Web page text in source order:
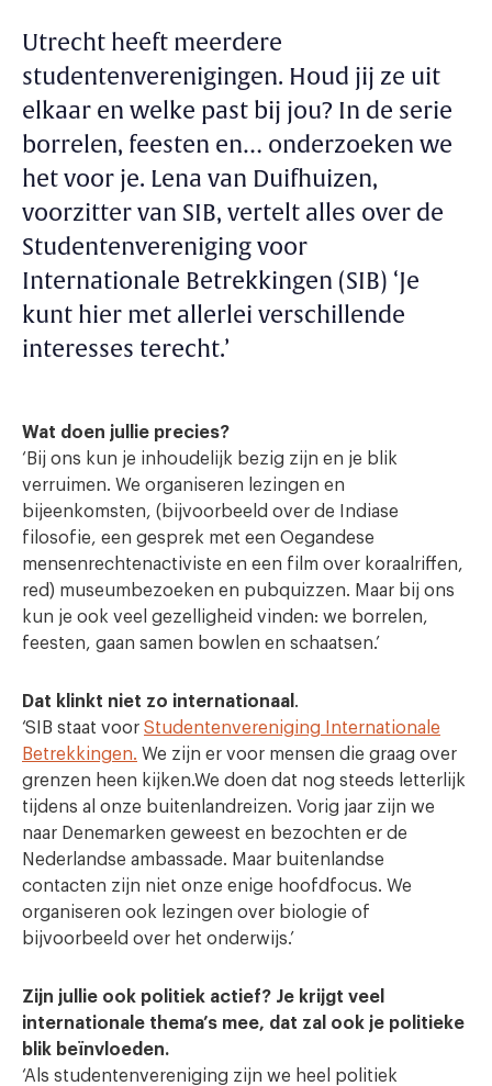
Utrecht heeft meerdere
studentenverenigingen. Houd jij ze uit
elkaar en welke past bij jou? In de serie
borrelen, feesten en… onderzoeken we
het voor je. Lena van Duifhuizen,
voorzitter van SIB, vertelt alles over de
Studentenvereniging voor
Internationale Betrekkingen (SIB) ‘Je
kunt hier met allerlei verschillende
interesses terecht.’
Wat doen jullie precies?
‘Bij ons kun je inhoudelijk bezig zijn en je blik
verruimen. We organiseren lezingen en
bijeenkomsten, (bijvoorbeeld over de Indiase
filosofie, een gesprek met een Oegandese
mensenrechtenactiviste en een film over koraalriffen,
red) museumbezoeken en pubquizzen. Maar bij ons
kun je ook veel gezelligheid vinden: we borrelen,
feesten, gaan samen bowlen en schaatsen.’
Dat klinkt niet zo internationaal .
‘SIB staat voor Studentenvereniging Internationale
Betrekkingen. We zijn er voor mensen die graag over
grenzen heen kijken.We doen dat nog steeds letterlijk
tijdens al onze buitenlandreizen. Vorig jaar zijn we
naar Denemarken geweest en bezochten er de
Nederlandse ambassade. Maar buitenlandse
contacten zijn niet onze enige hoofdfocus. We
organiseren ook lezingen over biologie of
bijvoorbeeld over het onderwijs.’
Zijn jullie ook politiek actief? Je krijgt veel
internationale thema’s mee, dat zal ook je politieke
blik beïnvloeden.
‘Als studentenvereniging zijn we heel politiek